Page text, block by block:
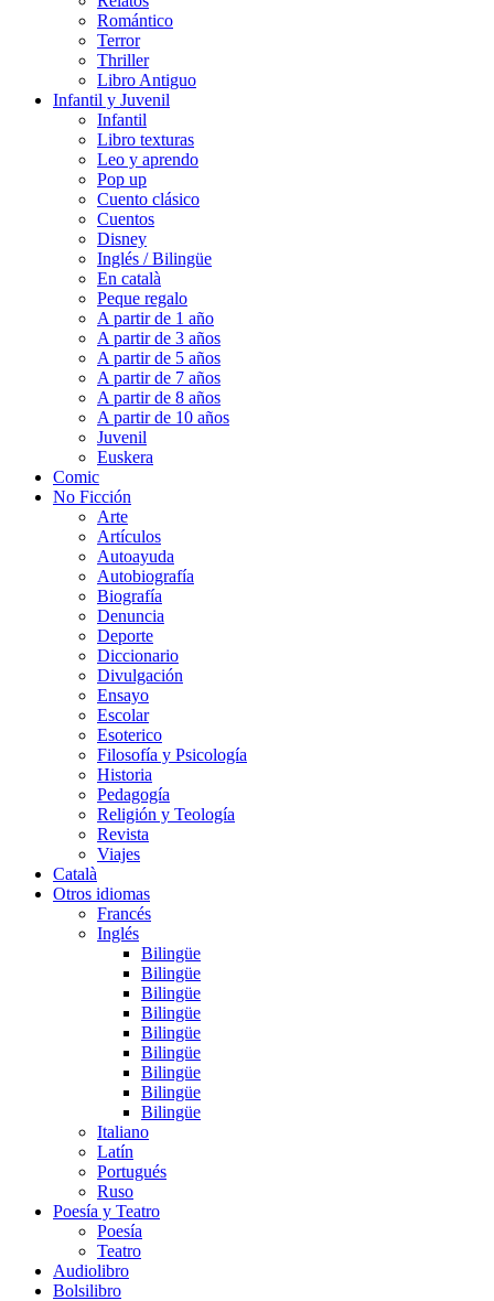
Romántico
Terror
Thriller
Libro Antiguo
Infantil y Juvenil
Infantil
Libro texturas
Leo y aprendo
Pop up
Cuento clásico
Cuentos
Disney
Inglés / Bilingüe
En català
Peque regalo
A partir de 1 año
A partir de 3 años
A partir de 5 años
A partir de 7 años
A partir de 8 años
A partir de 10 años
Juvenil
Euskera
Comic
No Ficción
Arte
Artículos
Autoayuda
Autobiografía
Biografía
Denuncia
Deporte
Diccionario
Divulgación
Ensayo
Escolar
Esoterico
Filosofía y Psicología
Historia
Pedagogía
Religión y Teología
Revista
Viajes
Català
Otros idiomas
Francés
Inglés
Bilingüe
Bilingüe
Bilingüe
Bilingüe
Bilingüe
Bilingüe
Bilingüe
Bilingüe
Bilingüe
Italiano
Latín
Portugués
Ruso
Poesía y Teatro
Poesía
Teatro
Audiolibro
Bolsilibro